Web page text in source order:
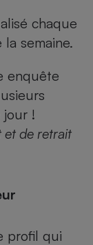
chaque
semaine.
enquête
jour !
et de retrait
profil qui